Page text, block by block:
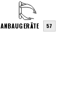
ANBAUGERÄTE 57